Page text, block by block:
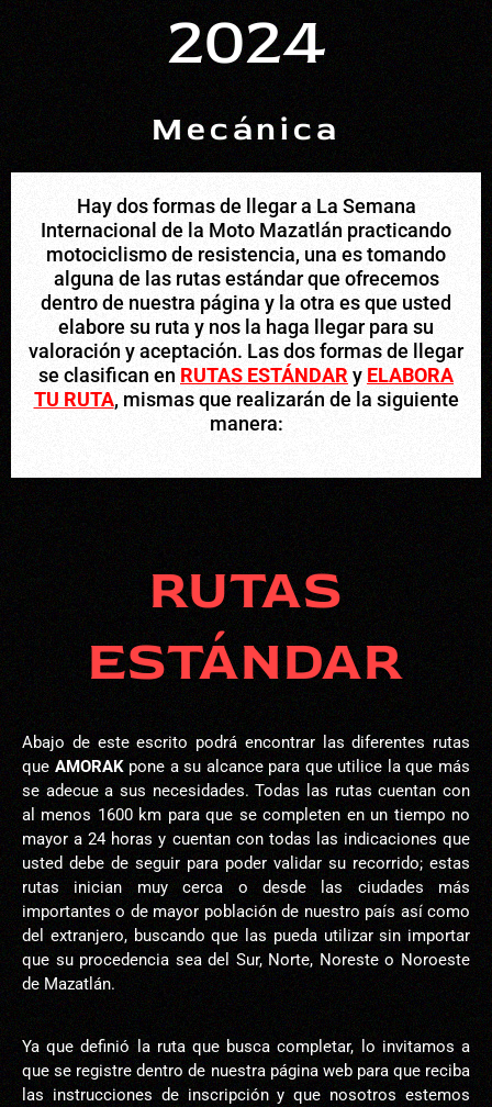
2024
Mecánica
Hay dos formas de llegar a La Semana
Internacional de la Moto Mazatlán practicando
motociclismo de resistencia, una es tomando
alguna de las rutas estándar que ofrecemos
dentro de nuestra página y la otra es que usted
elabore su ruta y nos la haga llegar para su
valoración y aceptación. Las dos formas de llegar
se clasifican en RUTAS ESTÁNDAR y ELABORA
TU RUTA, mismas que realizarán de la siguiente
manera:
RUTAS
ESTÁNDAR
Abajo de este escrito podrá encontrar las diferentes rutas
que AMORAK pone a su alcance para que utilice la que más
se adecue a sus necesidades. Todas las rutas cuentan con
al menos 1600 km para que se completen en un tiempo no
mayor a 24 horas y cuentan con todas las indicaciones que
usted debe de seguir para poder validar su recorrido; estas
rutas inician muy cerca o desde las ciudades más
importantes o de mayor población de nuestro país así como
del extranjero, buscando que las pueda utilizar sin importar
que su procedencia sea del Sur, Norte, Noreste o Noroeste
de Mazatlán.
Ya que definió la ruta que busca completar, lo invitamos a
que se registre dentro de nuestra página web para que reciba
las instrucciones de inscripción y que nosotros estemos